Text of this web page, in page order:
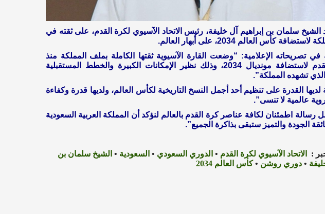
سلمان بن إبراهيم آل خليفة، رئيس الاتحاد الآسيوي لكرة القدم، على ثقته في
كأس العالم 2034، على أبهار العالم.
تصريحاته الإعلامية: “وضعت القارة الآسيوية ثقتها الكاملة بملف المملكة منذ
إعلانها نيتها التقدم لاستضافة مونديال 2034، وذلك نظير الإمكانات الكبيرة والخطط المستقبلية
تشهده المملكة”.
لديها القدرة على تنظيم أحد أجمل النسخ التاريخية لكأس العالم، ولديها قدرة وكفاءة
عالمية لا تنسى”.
رسالة اطمئنان لكافة عناصر كرة القدم بالعالم لنؤكد أن المملكة العربية السعودية
الجودة والتميز ستبقى بذاكرة الجميع”.
: الاتحاد الآسيوي لكرة القدم • الدوري السعودي • السعودية • الشيخ سلمان بن
• دوري روشن •كأس العالم 2034